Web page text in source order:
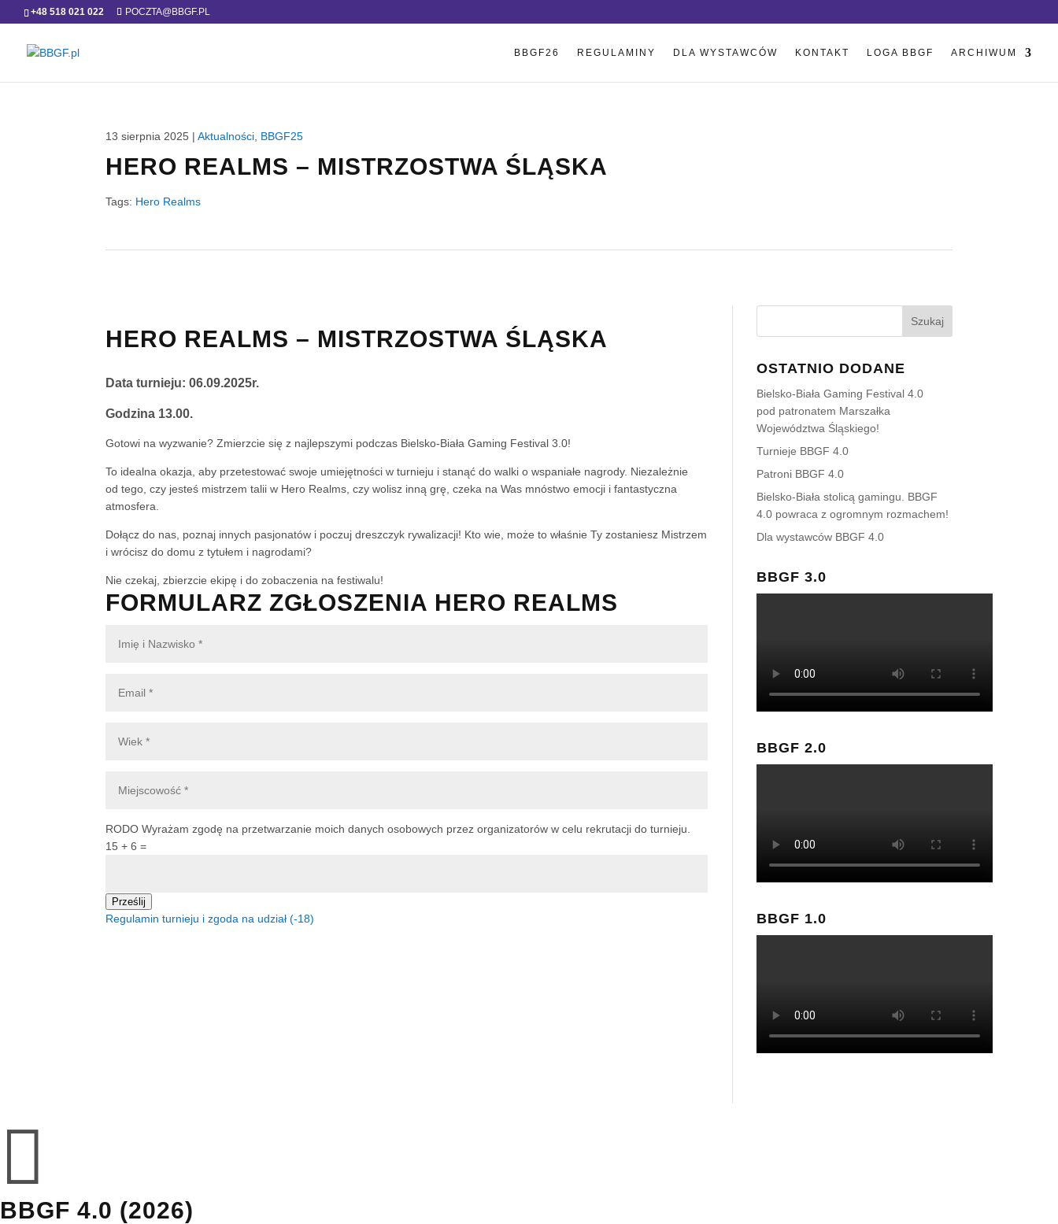
+48 518 021 022 POCZTA@BBGF.PL
BBGF26 REGULAMINY DLA WYSTAWCÓW KONTAKT LOGA BBGF ARCHIWUM
13 sierpnia 2025 |Aktualności BBGF25
HERO REALMS – MISTRZOSTWA ŚLĄSKA
Tags: Hero Realms
HERO REALMS – MISTRZOSTWA ŚLĄSKA
Data turnieju: 06.09.2025r.
Godzina 13.00.
Gotowi na wyzwanie? Zmierzcie się z najlepszymi podczas Bielsko-Biała Gaming Festival 3.0!
To idealna okazja, aby przetestować swoje umiejętności w turnieju i stanąć do walki o wspaniałe nagrody. Niezależnie
od tego, czy jesteś mistrzem talii w Hero Realms, czy wolisz inną grę, czeka na Was mnóstwo emocji i fantastyczna
atmosfera.
Dołącz do nas, poznaj innych pasjonatów i poczuj dreszczyk rywalizacji! Kto wie, może to właśnie Ty zostaniesz Mistrzem
i wrócisz do domu z tytułem i nagrodami?
Nie czekaj, zbierzcie ekipę i do zobaczenia na festiwalu!
FORMULARZ ZGŁOSZENIA HERO REALMS
RODO Wyrażam zgodę na przetwarzanie moich danych osobowych przez organizatorów w celu rekrutacji do turnieju.
15 + 6 =
Prześlij
Regulamin turnieju i zgoda na udział (-18)
OSTATNIO DODANE
Bielsko-Biała Gaming Festival 4.0
pod patronatem Marszałka
Województwa Śląskiego!
Turnieje BBGF 4.0
Patroni BBGF 4.0
Bielsko-Biała stolicą gamingu. BBGF
4.0 powraca z ogromnym rozmachem!
Dla wystawców BBGF 4.0
BBGF 3.0
BBGF 2.0
BBGF 1.0

BBGF 4.0 (2026)